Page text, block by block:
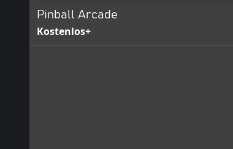
Pinball Arcade
Kostenlos+